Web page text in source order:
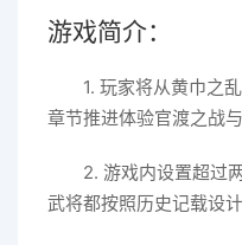
游戏简介：
1. 玩家将从黄巾之
章节推进体验官渡之战
2. 游戏内设置超过
武将都按照历史记载设